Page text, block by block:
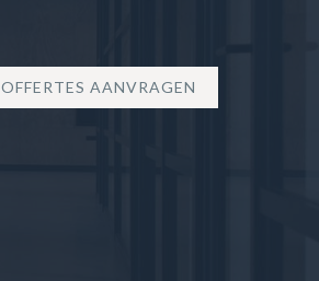
OFFERTES AANVRAGEN